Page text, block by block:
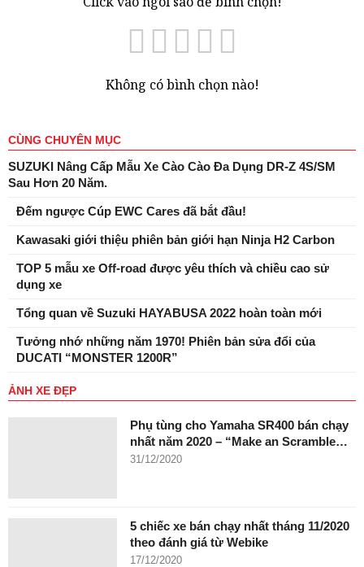
Không có bình chọn nào!
CÙNG CHUYÊN MỤC
SUZUKI Nâng Cấp Mẫu Xe Cào Cào Đa Dụng DR-Z 4S/SM
Sau Hơn 20 Năm.
Đếm ngược Cúp EWC Cares đã bắt đầu!
Kawasaki giới thiệu phiên bản giới hạn Ninja H2 Carbon
TOP 5 mẫu xe Off-road được yêu thích và chiều cao sử
dụng xe
Tổng quan về Suzuki HAYABUSA 2022 hoàn toàn mới
Tưởng nhớ những năm 1970! Phiên bản sửa đổi của
DUCATI “MONSTER 1200R”
ẢNH XE ĐẸP
Phụ tùng cho Yamaha SR400 bán chạy
nhất năm 2020 – “Make an Scramble…
31/12/2020
5 chiếc xe bán chạy nhất tháng 11/2020
theo đánh giá từ Webike
17/12/2020